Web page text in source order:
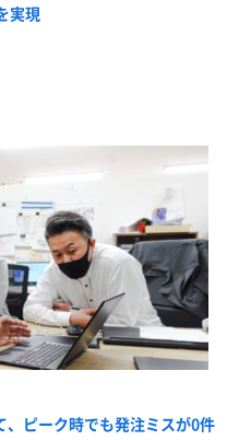
実現
ピーク時でも発注ミスが0件